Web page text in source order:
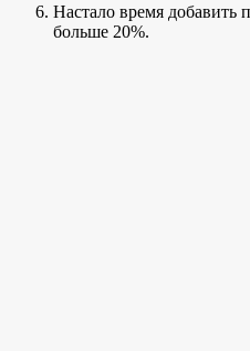
Настало время
больше 20%.